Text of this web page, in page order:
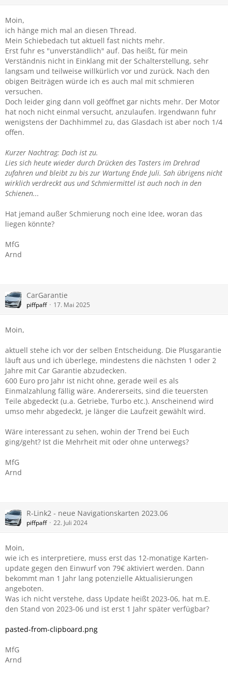
Moin,
ich hänge mich mal an diesen Thread.
Mein Schiebedach tut aktuell fast nichts mehr.
Erst fuhr es "unverständlich" auf. Das heißt, für mein
Verständnis nicht in Einklang mit der Schalterstellung, sehr
langsam und teilweise willkürlich vor und zurück. Nach den
obigen Beiträgen würde ich es auch mal mit schmieren
versuchen.
Doch leider ging dann voll geöffnet gar nichts mehr. Der Motor
hat noch nicht einmal versucht, anzulaufen. Irgendwann fuhr
wenigstens der Dachhimmel zu, das Glasdach ist aber noch 1/4
offen.
Kurzer Nachtrag: Dach ist zu.
Lies sich heute wieder durch Drücken des Tasters im Drehrad
zufahren und bleibt zu bis zur Wartung Ende Juli. Sah übrigens nicht
wirklich verdreckt aus und Schmiermittel ist auch noch in den
Schienen...
Hat jemand außer Schmierung noch eine Idee, woran das
liegen könnte?
MfG
Arnd
CarGarantie
piffpaff 17. Mai 2025
Moin,
aktuell stehe ich vor der selben Entscheidung. Die Plusgarantie
läuft aus und ich überlege, mindestens die nächsten 1 oder 2
Jahre mit Car Garantie abzudecken.
600 Euro pro Jahr ist nicht ohne, gerade weil es als
Einmalzahlung fällig wäre. Andererseits, sind die teuersten
Teile abgedeckt (u.a. Getriebe, Turbo etc.). Anscheinend wird
umso mehr abgedeckt, je länger die Laufzeit gewählt wird.
Wäre interessant zu sehen, wohin der Trend bei Euch
ging/geht? Ist die Mehrheit mit oder ohne unterwegs?
MfG
Arnd
R-Link2 - neue Navigationskarten 2023.06
piffpaff 22. Juli 2024
Moin,
wie ich es interpretiere, muss erst das 12-monatige Karten-
update gegen den Einwurf von 79€ aktiviert werden. Dann
bekommt man 1 Jahr lang potenzielle Aktualisierungen
angeboten.
Was ich nicht verstehe, dass Update heißt 2023-06, hat m.E.
den Stand von 2023-06 und ist erst 1 Jahr später verfügbar?
pasted-from-clipboard.png
MfG
Arnd